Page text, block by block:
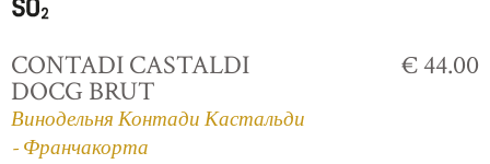
CONTADI CASTALDI
DOCG BRUT
Винодельня Контади Кастальди
- Франчакорта
€ 44.00